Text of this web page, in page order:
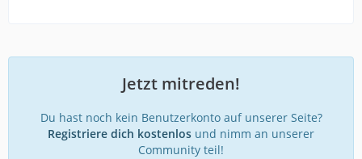
Jetzt mitreden!
Du hast noch kein Benutzerkonto auf unserer Seite?
Registriere dich kostenlos und nimm an unserer
Community teil!